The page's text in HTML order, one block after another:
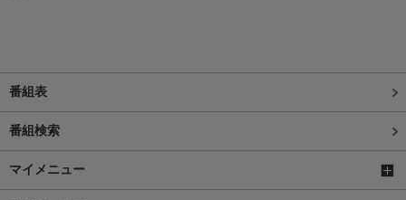
番組表
番組検索
マイメニュー